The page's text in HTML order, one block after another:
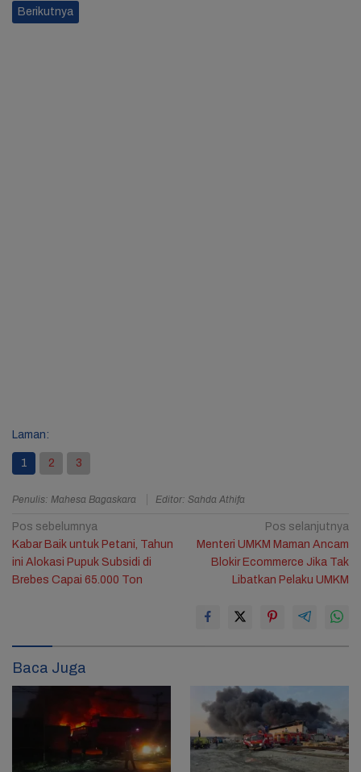
Berikutnya
Laman:
1 2 3
Penulis: Mahesa Bagaskara Editor: Sahda Athifa
Navigasi
pos
Pos sebelumnya
Kabar Baik untuk Petani, Tahun
ini Alokasi Pupuk Subsidi di
Brebes Capai 65.000 Ton
Pos selanjutnya
Menteri UMKM Maman Ancam
Blokir Ecommerce Jika Tak
Libatkan Pelaku UMKM
Baca Juga